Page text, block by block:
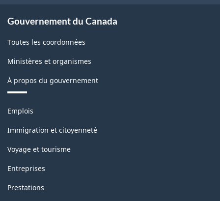
Gouvernement du Canada
Toutes les coordonnées
Ministères et organismes
À propos du gouvernement
Thèmes
sujets
Emplois
Immigration et citoyenneté
Voyage et tourisme
Entreprises
Prestations